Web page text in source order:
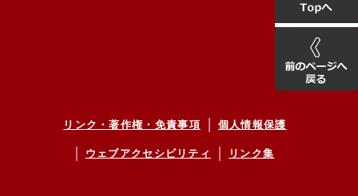
リンク・著作権・免責事項 個人情報保護
ウェブアクセシビリティ リンク集